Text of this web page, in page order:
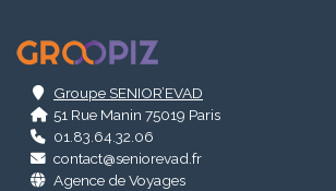
Groupe SENIOR’EVAD
51 Rue Manin 75019 Paris
01.83.64.32.06
contact@seniorevad.fr
Agence de Voyages